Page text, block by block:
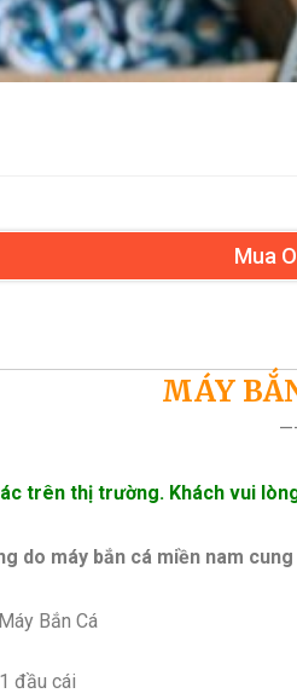
Mua
MÁY
trên thị trường. Khách vui
do máy bắn cá miền nam
Bắn Cá
đầu cái